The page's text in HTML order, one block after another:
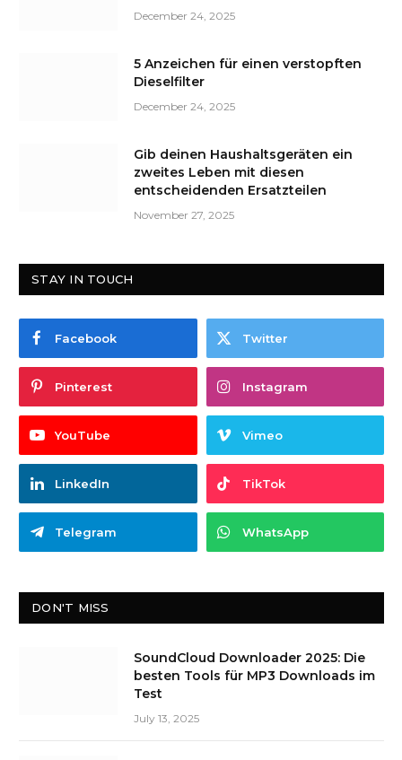
December 24, 2025
5 Anzeichen für einen verstopften
Dieselfilter
December 24, 2025
Gib deinen Haushaltsgeräten ein
zweites Leben mit diesen
entscheidenden Ersatzteilen
November 27, 2025
STAY IN TOUCH
Facebook Twitter
Pinterest Instagram
YouTube Vimeo
LinkedIn TikTok
Telegram WhatsApp
DON'T MISS
SoundCloud Downloader 2025: Die
besten Tools für MP3 Downloads im
Test
July 13, 2025